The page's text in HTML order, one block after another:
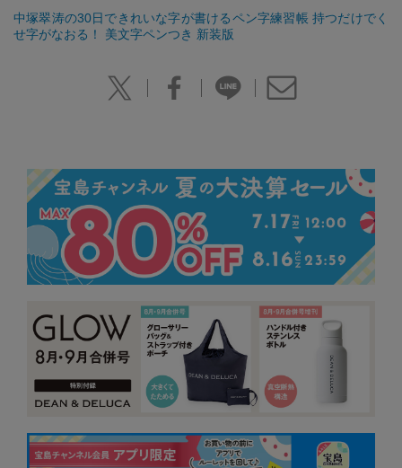
中塚翠涛の30日できれいな字が書けるペン字練習帳 持つだけでく
せ字がなおる！ 美文字ペンつき 新装版